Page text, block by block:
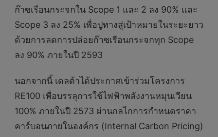
ก๊าซเรือนกระจกใน Scope 1 และ 2 ลง 90% และ
Scope 3 ลง 25% เพื่อปูทางสู่เป้าหมายในระยะยาว
ด้วยการลดการปล่อยก๊าซเรือนกระจกทุก Scope
ลง 90% ภายในปี 2593
นอกจากนี้ เดลต้าได้ประกาศเข้าร่วมโครงการ
RE100 เพื่อบรรลุการใช้ไฟฟ้าพลังงานหมุนเวียน
100% ภายในปี 2573 ผ่านกลไกการกำหนดราคา
คาร์บอนภายในองค์กร (Internal Carbon Pricing)